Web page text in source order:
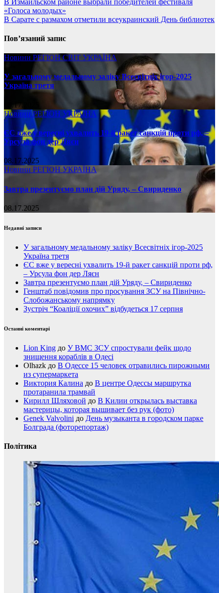
«Голоса молодых»
В Сарате с размахом отметили всеукраинский День библиотек
Пов’язаний запис
Новини РЕГІОНСВІТ УКРАЇНА
У загальному медальному заліку Всесвітніх ігор-2025
Україна третя
08.17.2025
НовиниРЕГІОН УКРАЇНА
ЄС вже у вересні ухвалить 19-й ракет санкцій проти рф, –
Урсула фон дер Ляєн
08.17.2025
Новини РЕГІОН УКРАЇНА
Завтра презентуємо план дій Уряду, – Свириденко
08.17.2025
Недавні записи
У загальному медальному заліку Всесвітніх ігор-2025
Україна третя
ЄС вже у вересні ухвалить 19-й ракет санкцій проти рф,
– Урсула фон дер Ляєн
Завтра презентуємо план дій Уряду, – Свириденко
Генштаб повідомив про просування ЗСУ на Північно-
Слобожанському напрямку
Зустріч “Коаліції охочих” відбудеться 17 серпня
Останні коментарі
Lion King до У ВМС ЗСУ спростували фейк щодо
знищення кораблів в Одесі
Olhazk до В Одессе 15 человек отравились пирожными
из супермаркета
Виктория Калина до В центре Одессы маршрутка
протаранила трамвай
Кирилл Шляховой до В Килии открылась выставка
мастерицы, которая вышивает без рук (фото)
Genek Valvolini до День музыканта в городском парке
Болграда (фоторепортаж)
Політика